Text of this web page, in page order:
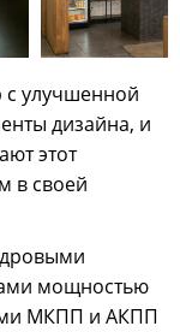
с улучшенной
дизайна, и
этот
в своей
мощностью
МКПП и АКПП